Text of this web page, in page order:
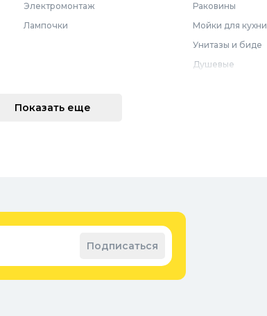
Электромонтаж
Лампочки
Раковины
Мойки для кухни
Унитазы и биде
Душевые
Показать еще
Подписаться